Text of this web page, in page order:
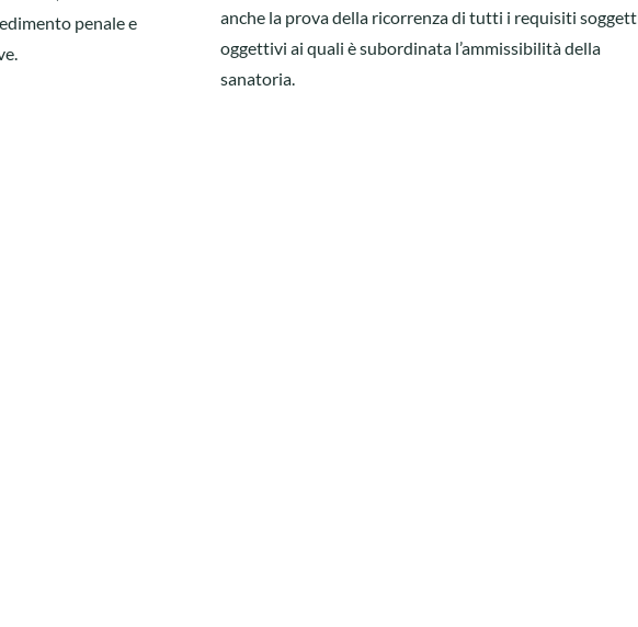
penale e
anche la prova della ricorrenza di tutti i requisiti
oggettivi ai quali è subordinata l’ammissibilità della
sanatoria.